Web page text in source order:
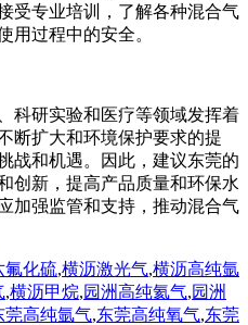
受专业培训，了解各种混合气
用过程中的安全。
科研实验和医疗等领域发挥着
断扩大和环境保护要求的提
战和机遇。因此，建议东莞的
创新，提高产品质量和环保水
加强监管和支持，推动混合气
氟化硫,横沥激光气,横沥高纯氩
,横沥甲烷,园洲高纯氦气,园洲
莞高纯氩气,东莞高纯氧气,东莞